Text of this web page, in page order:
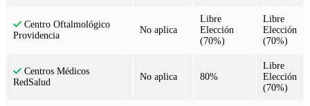
Centro Oftalmológico
Providencia
No aplica
Libre
Elección
(70%)
Libre
Elección
(70%)
Centros Médicos
RedSalud
No aplica 80%
Libre
Elección
(70%)